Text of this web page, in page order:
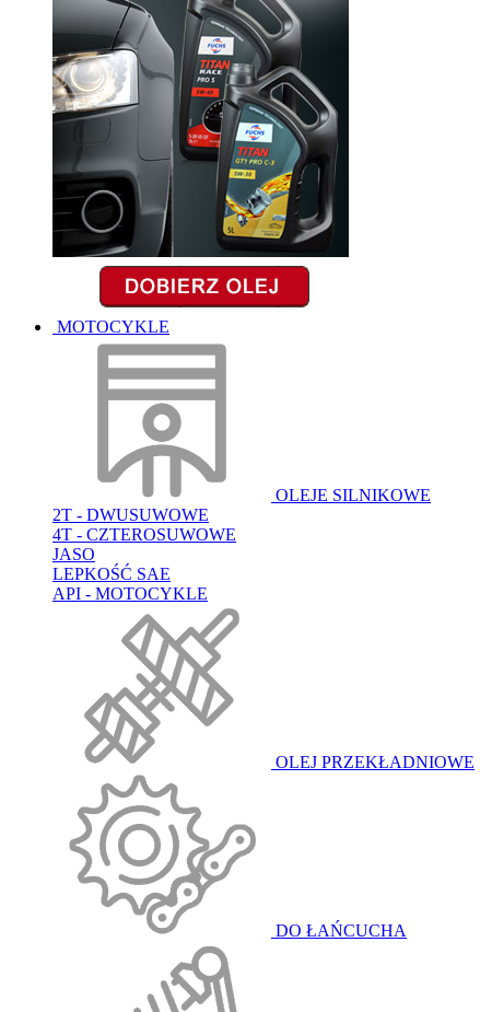
MOTOCYKLE
OLEJE SILNIKOWE
2T - DWUSUWOWE
4T - CZTEROSUWOWE
JASO
LEPKOŚĆ SAE
API - MOTOCYKLE
OLEJ PRZEKŁADNIOWE
DO ŁAŃCUCHA